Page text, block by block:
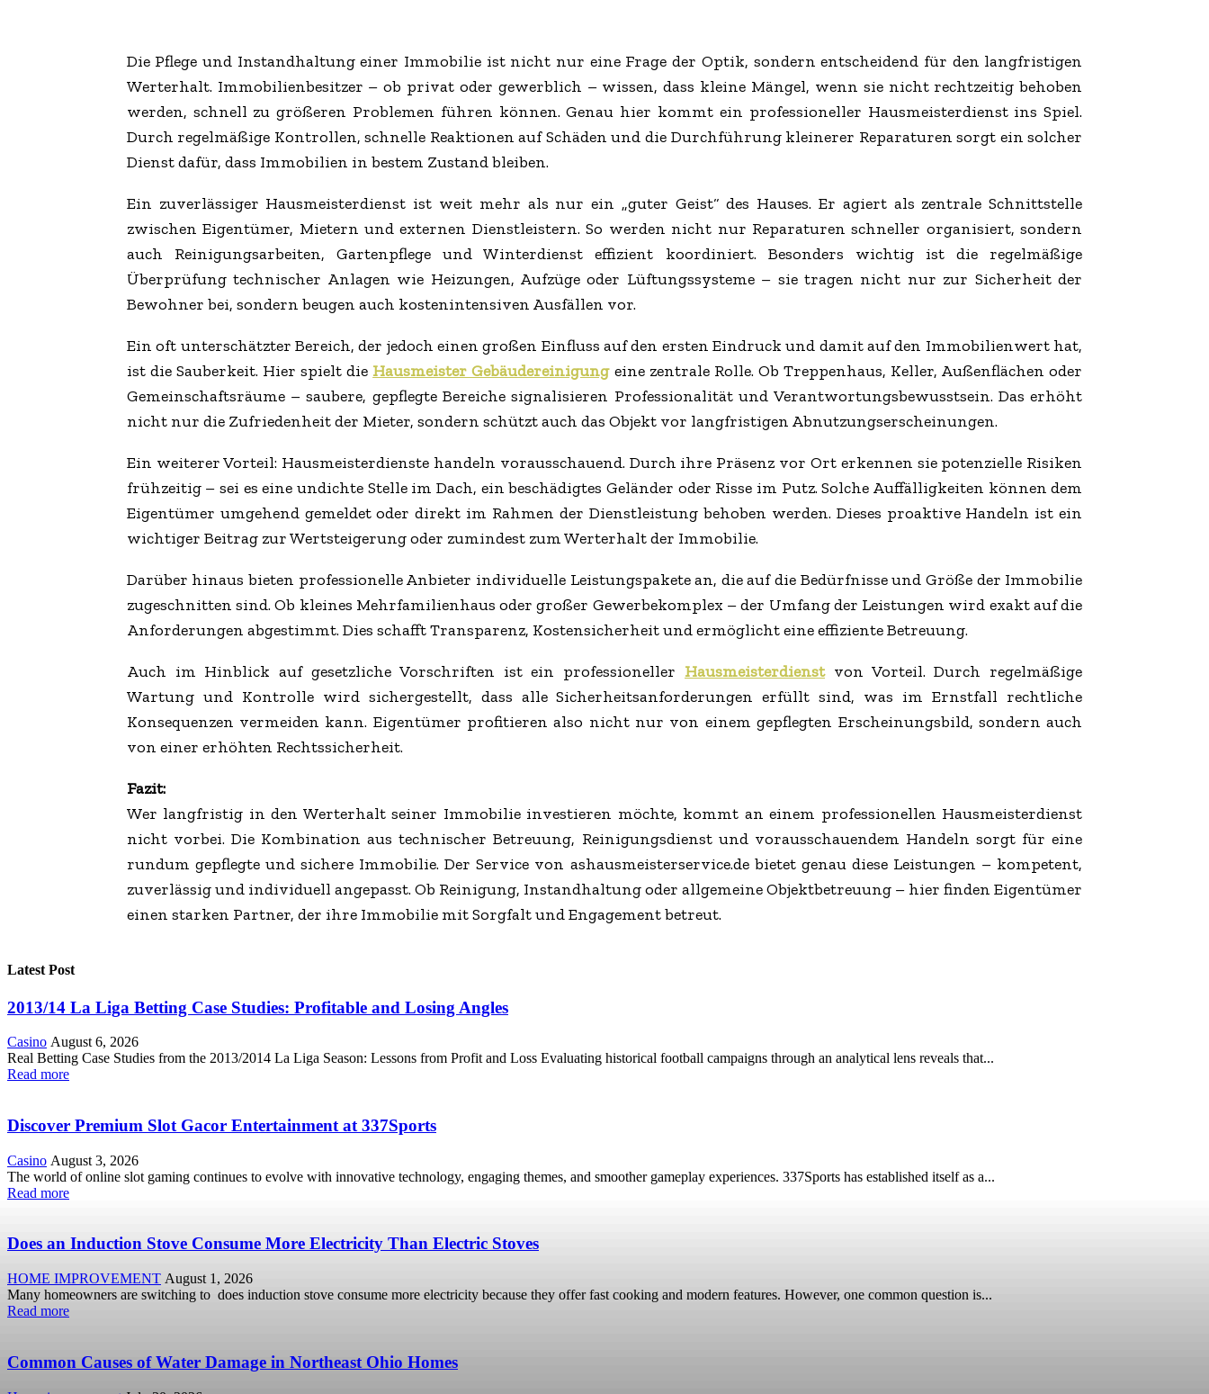
Die Pflege und Instandhaltung einer Immobilie ist nicht nur eine Frage der Optik, sondern entscheidend für den langfristigen
Werterhalt. Immobilienbesitzer – ob privat oder gewerblich – wissen, dass kleine Mängel, wenn sie nicht rechtzeitig behoben
werden, schnell zu größeren Problemen führen können. Genau hier kommt ein professioneller Hausmeisterdienst ins Spiel.
Durch regelmäßige Kontrollen, schnelle Reaktionen auf Schäden und die Durchführung kleinerer Reparaturen sorgt ein solcher
Dienst dafür, dass Immobilien in bestem Zustand bleiben.
Ein zuverlässiger Hausmeisterdienst ist weit mehr als nur ein „guter Geist“ des Hauses. Er agiert als zentrale Schnittstelle
zwischen Eigentümer, Mietern und externen Dienstleistern. So werden nicht nur Reparaturen schneller organisiert, sondern
auch Reinigungsarbeiten, Gartenpflege und Winterdienst effizient koordiniert. Besonders wichtig ist die regelmäßige
Überprüfung technischer Anlagen wie Heizungen, Aufzüge oder Lüftungssysteme – sie tragen nicht nur zur Sicherheit der
Bewohner bei, sondern beugen auch kostenintensiven Ausfällen vor.
Ein oft unterschätzter Bereich, der jedoch einen großen Einfluss auf den ersten Eindruck und damit auf den Immobilienwert hat,
ist die Sauberkeit. Hier spielt die Hausmeister Gebäudereinigungeine zentrale Rolle. Ob Treppenhaus, Keller, Außenflächen oder
Gemeinschaftsräume – saubere, gepflegte Bereiche signalisieren Professionalität und Verantwortungsbewusstsein. Das erhöht
nicht nur die Zufriedenheit der Mieter, sondern schützt auch das Objekt vor langfristigen Abnutzungserscheinungen.
Ein weiterer Vorteil: Hausmeisterdienste handeln vorausschauend. Durch ihre Präsenz vor Ort erkennen sie potenzielle Risiken
frühzeitig – sei es eine undichte Stelle im Dach, ein beschädigtes Geländer oder Risse im Putz. Solche Auffälligkeiten können dem
Eigentümer umgehend gemeldet oder direkt im Rahmen der Dienstleistung behoben werden. Dieses proaktive Handeln ist ein
wichtiger Beitrag zur Wertsteigerung oder zumindest zum Werterhalt der Immobilie.
Darüber hinaus bieten professionelle Anbieter individuelle Leistungspakete an, die auf die Bedürfnisse und Größe der Immobilie
zugeschnitten sind. Ob kleines Mehrfamilienhaus oder großer Gewerbekomplex – der Umfang der Leistungen wird exakt auf die
Anforderungen abgestimmt. Dies schafft Transparenz, Kostensicherheit und ermöglicht eine effiziente Betreuung.
Auch im Hinblick auf gesetzliche Vorschriften ist ein professioneller Hausmeisterdienstvon Vorteil. Durch regelmäßige
Wartung und Kontrolle wird sichergestellt, dass alle Sicherheitsanforderungen erfüllt sind, was im Ernstfall rechtliche
Konsequenzen vermeiden kann. Eigentümer profitieren also nicht nur von einem gepflegten Erscheinungsbild, sondern auch
von einer erhöhten Rechtssicherheit.
Fazit:
Wer langfristig in den Werterhalt seiner Immobilie investieren möchte, kommt an einem professionellen Hausmeisterdienst
nicht vorbei. Die Kombination aus technischer Betreuung, Reinigungsdienst und vorausschauendem Handeln sorgt für eine
rundum gepflegte und sichere Immobilie. Der Service von ashausmeisterservice.de bietet genau diese Leistungen – kompetent,
zuverlässig und individuell angepasst. Ob Reinigung, Instandhaltung oder allgemeine Objektbetreuung – hier finden Eigentümer
einen starken Partner, der ihre Immobilie mit Sorgfalt und Engagement betreut.
Latest Post
2013/14 La Liga Betting Case Studies: Profitable and Losing Angles
Casino August 6, 2026
Real Betting Case Studies from the 2013/2014 La Liga Season: Lessons from Profit and Loss Evaluating historical football campaigns through an analytical lens reveals that...
Read more
Discover Premium Slot Gacor Entertainment at 337Sports
Casino August 3, 2026
The world of online slot gaming continues to evolve with innovative technology, engaging themes, and smoother gameplay experiences. 337Sports has established itself as a...
Read more
Does an Induction Stove Consume More Electricity Than Electric Stoves
HOME IMPROVEMENT August 1, 2026
Many homeowners are switching to does induction stove consume more electricity because they offer fast cooking and modern features. However, one common question is...
Read more
Common Causes of Water Damage in Northeast Ohio Homes